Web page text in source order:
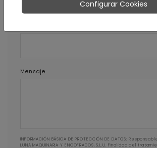
Mensaje
INFORMACIÓN BÁSICA DE PROTECCIÓN DE DATOS:
LUNA MAQUINARIA Y ENCOFRADOS, S.L.U. Finalidad del
Configurar Cookies